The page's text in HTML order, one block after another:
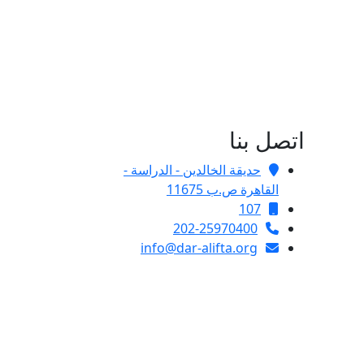
اتصل بنا
حديقة الخالدين - الدراسة -
القاهرة ص.ب 11675
107
202-25970400
info@dar-alifta.org